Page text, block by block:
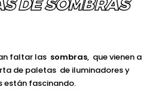
faltar las sombras, que vienen a
de paletas de iluminadores y
están fascinando.